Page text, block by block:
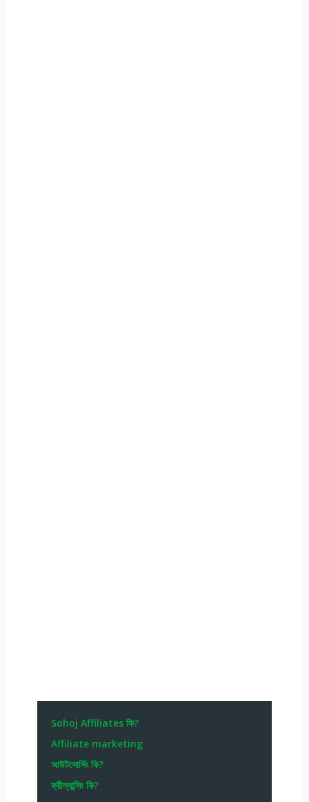
Sohoj Affiliates কি?
Affiliate marketing
আউটসোর্সিং কি?
ফ্রীল্যান্সিং কি?